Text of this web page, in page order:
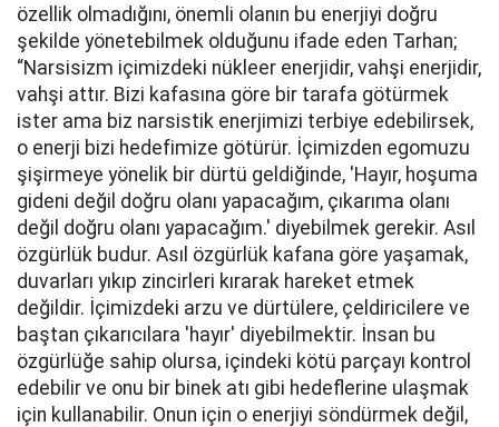
özellik olmadığını, önemli olanın bu enerjiyi doğru
şekilde yönetebilmek olduğunu ifade eden Tarhan;
“Narsisizm içimizdeki nükleer enerjidir, vahşi enerjidir,
vahşi attır. Bizi kafasına göre bir tarafa götürmek
ister ama biz narsistik enerjimizi terbiye edebilirsek,
o enerji bizi hedefimize götürür. İçimizden egomuzu
şişirmeye yönelik bir dürtü geldiğinde, 'Hayır, hoşuma
gideni değil doğru olanı yapacağım, çıkarıma olanı
değil doğru olanı yapacağım.' diyebilmek gerekir. Asıl
özgürlük budur. Asıl özgürlük kafana göre yaşamak,
duvarları yıkıp zincirleri kırarak hareket etmek
değildir. İçimizdeki arzu ve dürtülere, çeldiricilere ve
baştan çıkarıcılara 'hayır' diyebilmektir. İnsan bu
özgürlüğe sahip olursa, içindeki kötü parçayı kontrol
edebilir ve onu bir binek atı gibi hedeflerine ulaşmak
için kullanabilir. Onun için o enerjiyi söndürmek değil,